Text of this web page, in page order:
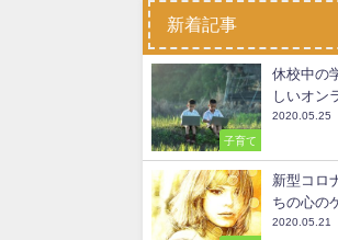
新着記事
子育て
休校中の
しいオン
2020.05.25
新型コロ
ちの心の
2020.05.21